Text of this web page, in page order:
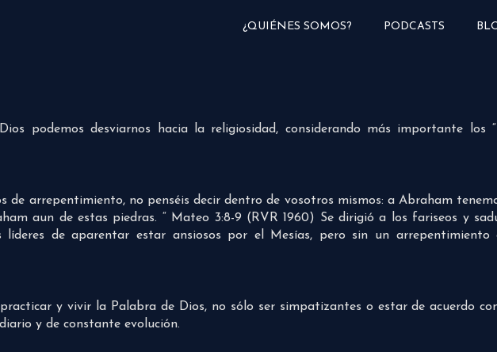
¿QUIÉNES SOMOS? PODCASTS
podemos desviarnos hacia la religiosidad, considerando más importante los
de arrepentimiento, no penséis decir dentro de vosotros mismos: a Abraham
aun de estas piedras. “ Mateo 3:8-9 (RVR 1960) Se dirigió a los fariseos y
de aparentar estar ansiosos por el Mesías, pero sin un arrepentimiento
y vivir la Palabra de Dios, no sólo ser simpatizantes o estar de acuerdo
y de constante evolución.